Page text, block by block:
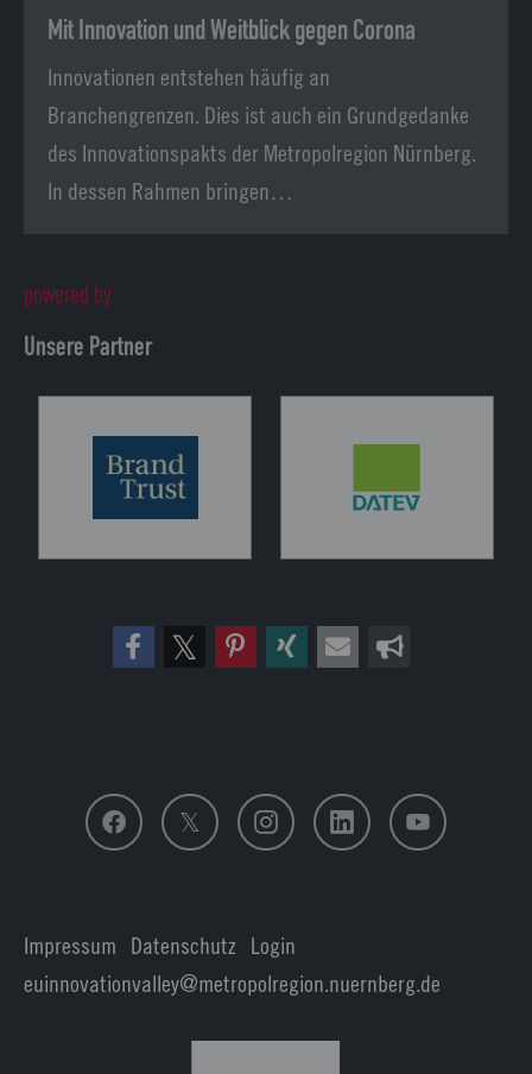
Mit Innovation und Weitblick gegen Corona
Innovationen entstehen häufig an
Branchengrenzen. Dies ist auch ein Grundgedanke
des Innovationspakts der Metropolregion Nürnberg.
In dessen Rahmen bringen…
Unsere Partner
powered by
Impressum Datenschutz
Login
euinnovationvalley@metropolregion.nuernberg.de